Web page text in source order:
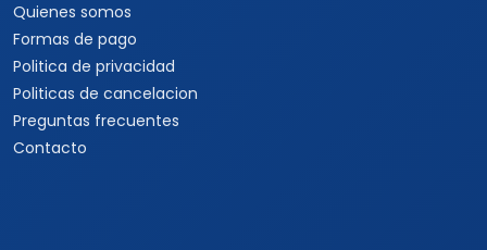
Quienes somos
Formas de pago
Politica de privacidad
Politicas de cancelacion
Preguntas frecuentes
Contacto